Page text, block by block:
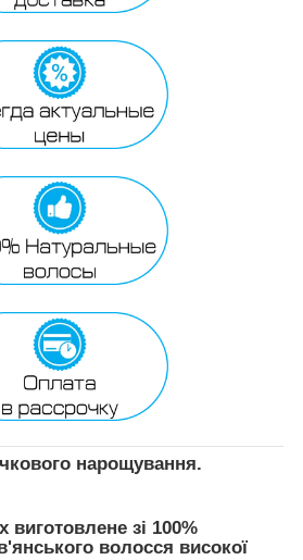
нарощування.
зі 100%
волосся високої